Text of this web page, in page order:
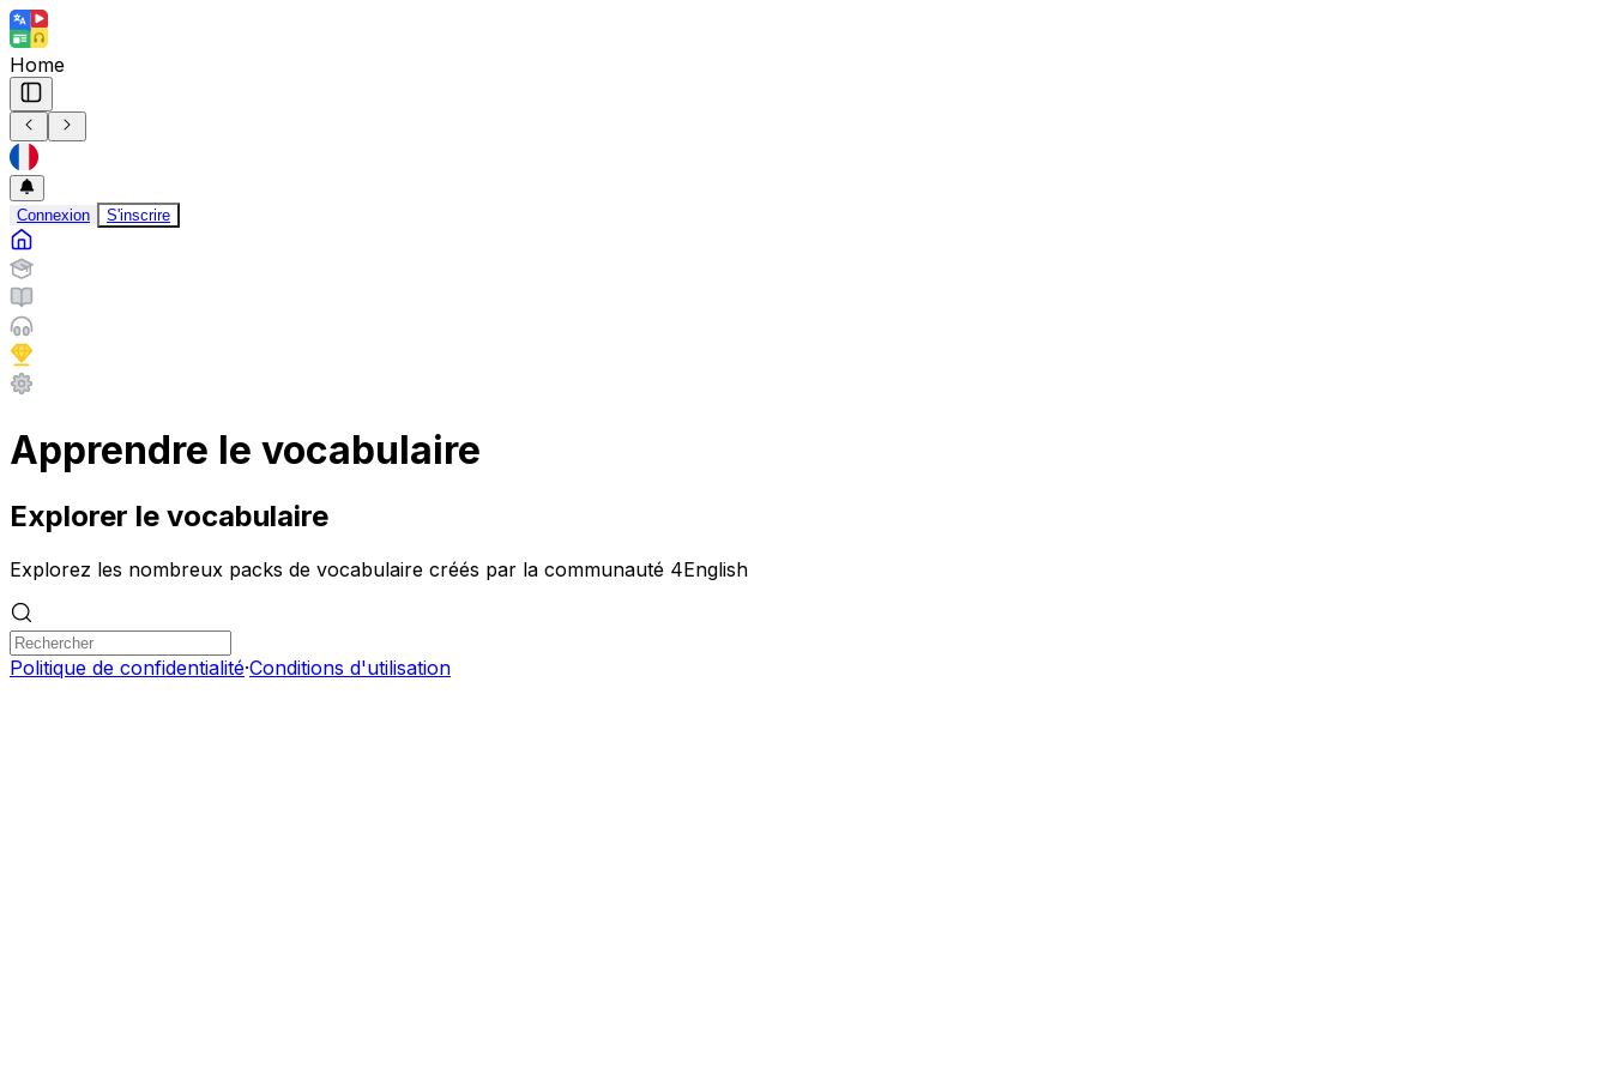
Home
Connexion S'inscrire
Apprendre le vocabulaire
Explorer le vocabulaire
Explorez les nombreux packs de vocabulaire créés par la communauté 4English
Politique de confidentialité·Conditions d'utilisation